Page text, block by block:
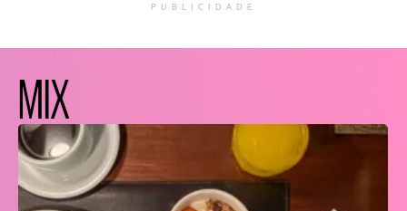
PUBLICIDADE
MIX